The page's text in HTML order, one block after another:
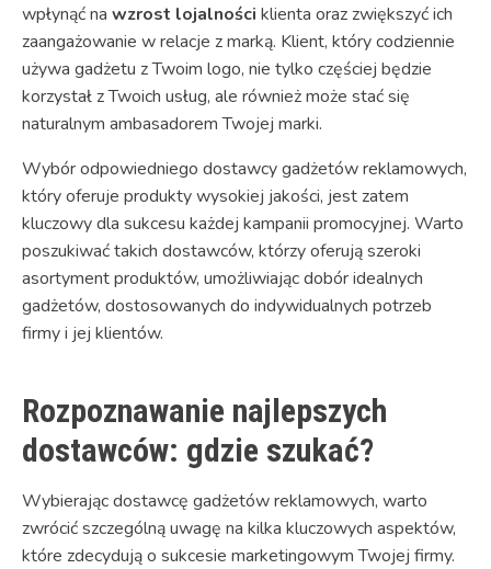
wpłynąć na wzrost lojalności klienta oraz zwiększyć ich
zaangażowanie w relacje z marką. Klient, który codziennie
używa gadżetu z Twoim logo, nie tylko częściej będzie
korzystał z Twoich usług, ale również może stać się
naturalnym ambasadorem Twojej marki.
Wybór odpowiedniego dostawcy gadżetów reklamowych,
który oferuje produkty wysokiej jakości, jest zatem
kluczowy dla sukcesu każdej kampanii promocyjnej. Warto
poszukiwać takich dostawców, którzy oferują szeroki
asortyment produktów, umożliwiając dobór idealnych
gadżetów, dostosowanych do indywidualnych potrzeb
firmy i jej klientów.
Rozpoznawanie najlepszych
dostawców: gdzie szukać?
Wybierając dostawcę gadżetów reklamowych, warto
zwrócić szczególną uwagę na kilka kluczowych aspektów,
które zdecydują o sukcesie marketingowym Twojej firmy.